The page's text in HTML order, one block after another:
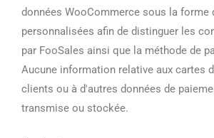
données WooCommerce sous la forme
personnalisées afin de distinguer les
par FooSales ainsi que la méthode de
Aucune information relative aux cartes
clients ou à d'autres données de
transmise ou stockée.